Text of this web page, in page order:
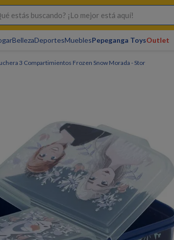
buscando? ¡Lo mejor está aquí!
BellezaDeportesMueblesPepeganga ToysOutlet
3 Compartimientos Frozen Snow Morada - Stor